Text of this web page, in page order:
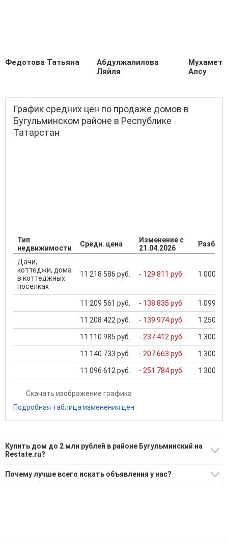
Федотова Татьяна
Абдулжалилова
Ляйля
Алсу
График средних цен по продаже домов в
Бугульминском районе в Республике
Татарстан
Тип
недвижимости
Средн. цена
Изменение с
21.04.2026
Дачи,
коттеджи, дома
в коттеджных
поселках
11 218 586 руб. - 129 811 руб. 1 000
11 209 561 руб. - 138 835 руб. 1 099
11 208 422 руб. - 139 974 руб. 1 250
11 110 985 руб. - 237 412 руб. 1 300
11 140 733 руб. - 207 663 руб. 1 300
11 096 612 руб. - 251 784 руб. 1 300
Скачать изображение графика
Подробная таблица изменения цен
Купить дом до 2 млн рублей в районе Бугульминский на
Restate.ru?
Поможем Купить дом до 2 млн рублей в районе
Бугульминский?
Почему лучше всего искать объявления у нас?